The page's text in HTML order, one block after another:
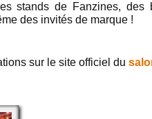
stands de Fanzines, des
des invités de marque !
sur le site officiel du